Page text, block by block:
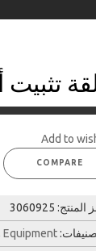
تثبيت
Add to
COMPARE
المنتج: 3060925
Equipment